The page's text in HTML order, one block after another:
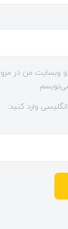
و وبسایت من در
وارد کنید: